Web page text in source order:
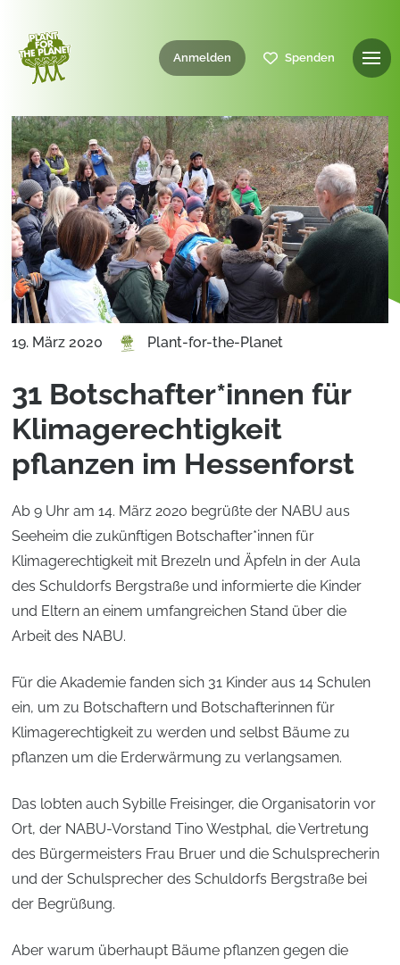
Anmelden Spenden
19. März 2020 Plant-for-the-Planet
31 Botschafter*innen für
Klimagerechtigkeit
pflanzen im Hessenforst
Ab 9 Uhr am 14. März 2020 begrüßte der NABU aus
Seeheim die zukünftigen Botschafter*innen für
Klimagerechtigkeit mit Brezeln und Äpfeln in der Aula
des Schuldorfs Bergstraße und informierte die Kinder
und Eltern an einem umfangreichen Stand über die
Arbeit des NABU.
Für die Akademie fanden sich 31 Kinder aus 14 Schulen
ein, um zu Botschaftern und Botschafterinnen für
Klimagerechtigkeit zu werden und selbst Bäume zu
pflanzen um die Erderwärmung zu verlangsamen.
Das lobten auch Sybille Freisinger, die Organisatorin vor
Ort, der NABU-Vorstand Tino Westphal, die Vertretung
des Bürgermeisters Frau Bruer und die Schulsprecherin
und der Schulsprecher des Schuldorfs Bergstraße bei
der Begrüßung.
Aber warum überhaupt Bäume pflanzen gegen die